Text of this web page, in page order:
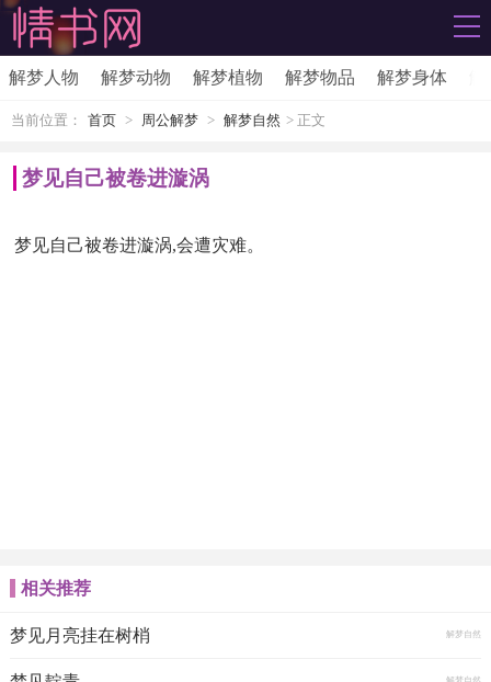
解梦人物 解梦动物 解梦植物 解梦物品 解梦身体
当前位置： 首页 > 周公解梦 > 解梦自然 > 正文
梦见自己被卷进漩涡
梦见自己被卷进漩涡,会遭灾难。
相关推荐
梦见月亮挂在树梢 解梦自然
解梦自然